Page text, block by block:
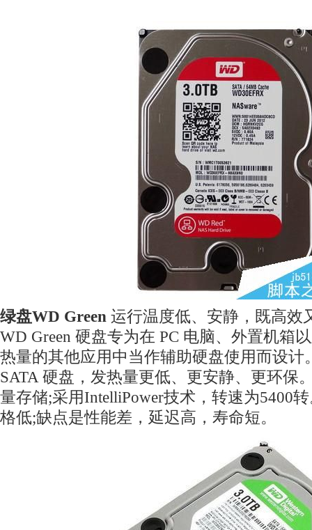
绿盘WD Green 运行温度低、安静，既高效
WD Green 硬盘专为在 PC 电脑、外置机箱
热量的其他应用中当作辅助硬盘使用而设计
SATA 硬盘，发热量更低、更安静、更环保
量存储;采用IntelliPower技术，转速为5400
格低;缺点是性能差，延迟高，寿命短。